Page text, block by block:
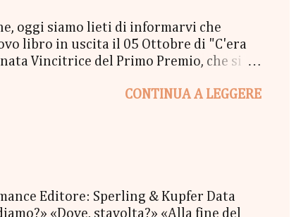
oggi siamo lieti di informarvi che
libro in uscita il 05 Ottobre di "C'era
Vincitrice del Primo Premio, che si
di biscotti - un Messaggio in bottiglia
CONTINUA A LEGGERE
Editore: Sperling & Kupfer Data
«Dove, stavolta?» «Alla fine del